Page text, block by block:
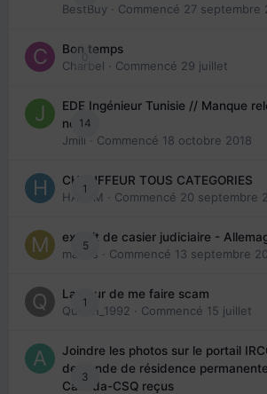
BestBuy · Commencé 27 septembre
0
Bon temps
Charbel · Commencé 29 juillet
14
EDE Ingénieur Tunisie // Manque
note
Jmili · Commencé 18 octobre 2018
1
CHAUFFEUR TOUS CATEGORIES
HAZEM · Commencé 20 septembre
5
extrait de casier judiciaire -
maries · Commencé 13 septembre
1
La peur de me faire scam
Queen_1992 · Commencé 15 juillet
3
Joindre les photos sur le portail
demande de résidence
Canada-CSQ reçus